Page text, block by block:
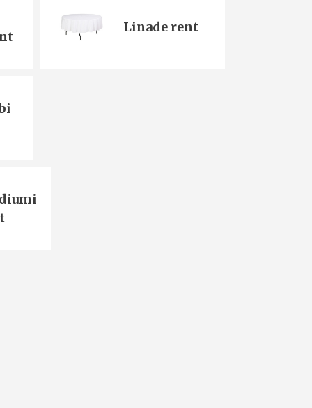
Linade rent